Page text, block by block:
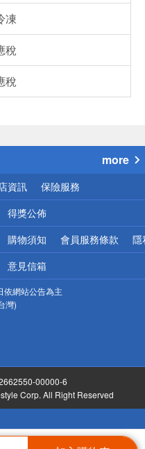
凍
稅
稅
more
資訊 保險服務
得獎公佈
購物須知 會員服務條款 隱
意見信箱
依網站公告為主
灣)
00000-6
Corp. All Right Reserved